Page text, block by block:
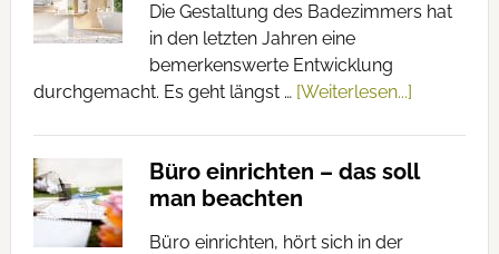
Die Gestaltung des Badezimmers hat
in den letzten Jahren eine
bemerkenswerte Entwicklung
durchgemacht. Es geht längst … [Weiterlesen...]
Büro einrichten – das soll
man beachten
Büro einrichten, hört sich in der